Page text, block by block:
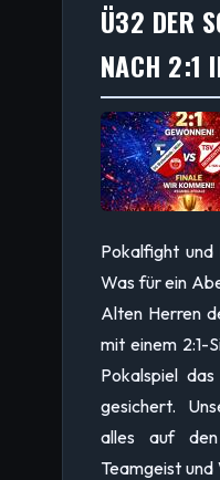
Ü32 DER
NACH 2:1
Pokalfight
Was für ein
Alten Herren
mit einem 2:1-
Pokalspiel
gesichert.
alles auf den
Teamgeist